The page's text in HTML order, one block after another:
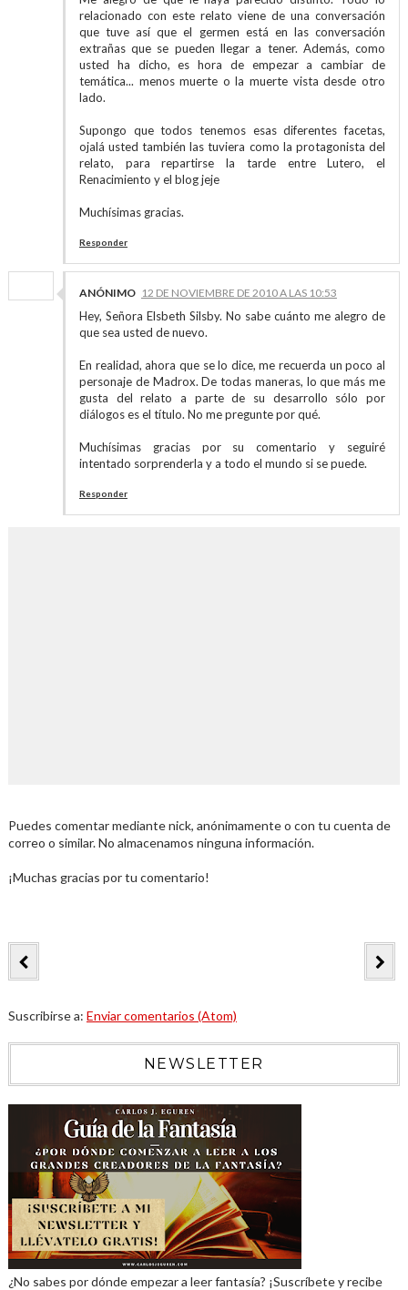
relacionado con este relato viene de una conversación
que tuve así que el germen está en las conversación
extrañas que se pueden llegar a tener. Además, como
usted ha dicho, es hora de empezar a cambiar de
temática... menos muerte o la muerte vista desde otro
lado.
Supongo que todos tenemos esas diferentes facetas,
ojalá usted también las tuviera como la protagonista del
relato, para repartirse la tarde entre Lutero, el
Renacimiento y el blog jeje
Muchísimas gracias.
Responder
ANÓNIMO 12 DE NOVIEMBRE DE 2010 A LAS 10:53
Hey, Señora Elsbeth Silsby. No sabe cuánto me alegro de
que sea usted de nuevo.
En realidad, ahora que se lo dice, me recuerda un poco al
personaje de Madrox. De todas maneras, lo que más me
gusta del relato a parte de su desarrollo sólo por
diálogos es el título. No me pregunte por qué.
Muchísimas gracias por su comentario y seguiré
intentado sorprenderla y a todo el mundo si se puede.
Responder
Puedes comentar mediante nick, anónimamente o con tu cuenta de
correo o similar. No almacenamos ninguna información.
¡Muchas gracias por tu comentario!
Suscribirse a: Enviar comentarios (Atom)
NEWSLETTER
¿No sabes por dónde empezar a leer fantasía? ¡Suscríbete y recibe